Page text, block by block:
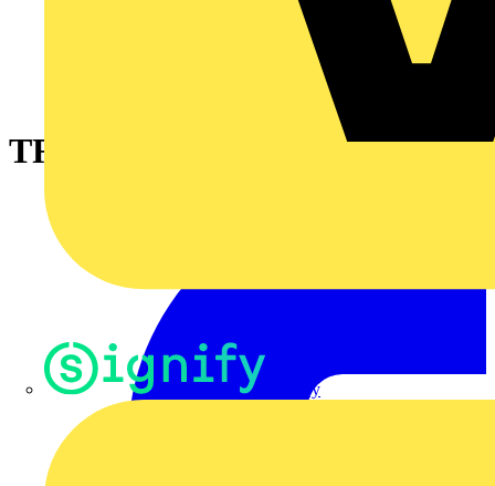
Signify
TRYCKE PLANT BLÅ